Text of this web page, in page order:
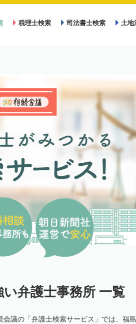
税理士検索 司法書士検索 土地
弁護士事務所 一覧
議の「弁護士検索サービス」では、福